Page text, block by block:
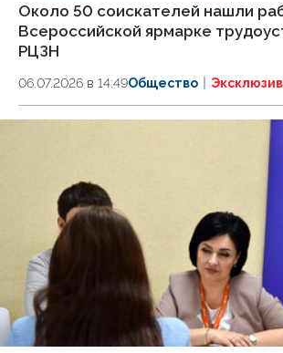
Около 50 соискателей нашли
Всероссийской ярмарке
РЦЗН
06.07.2026 в 14:49Общество Эксклюзив